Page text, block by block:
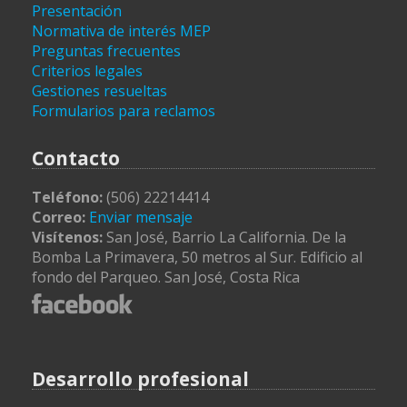
Presentación
Normativa de interés MEP
Preguntas frecuentes
Criterios legales
Gestiones resueltas
Formularios para reclamos
Contacto
Teléfono:(506) 22214414
Correo: Enviar mensaje
Visítenos: San José, Barrio La California. De la
Bomba La Primavera, 50 metros al Sur. Edificio al
fondo del Parqueo. San José, Costa Rica
Desarrollo profesional